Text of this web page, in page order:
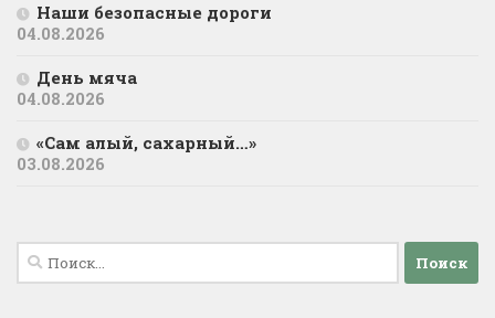
Наши безопасные дороги
04.08.2026
День мяча
04.08.2026
«Сам алый, сахарный…»
03.08.2026
Найти: